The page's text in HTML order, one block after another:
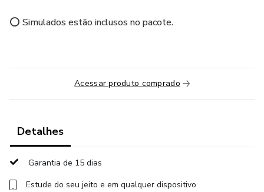
⭕ Simulados estão inclusos no pacote.
Acessar produto comprado
Detalhes
Garantia de 15 dias
Estude do seu jeito e em qualquer dispositivo